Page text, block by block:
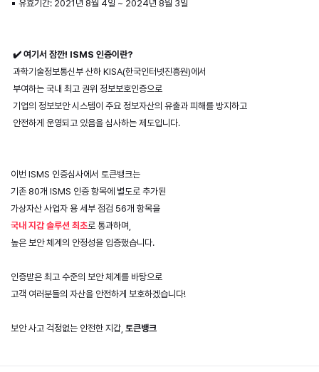
▪︎ 유효기간: 2021년 8월 4일 ~ 2024년 8월 3일
✔️ 여기서 잠깐! ISMS 인증이란?
과학기술정보통신부 산하 KISA(한국인터넷진흥원)에서
부여하는 국내 최고 권위 정보보호인증으로
기업의 정보보안 시스템이 주요 정보자산의 유출과 피해를 방지하고
안전하게 운영되고 있음을 심사하는 제도입니다.
이번 ISMS 인증심사에서 토큰뱅크는
기존 80개 ISMS 인증 항목에 별도로 추가된
가상자산 사업자 용 세부 점검 56개 항목을
국내 지갑 솔루션 최초로 통과하며,
높은 보안 체계의 안정성을 입증했습니다.
인증받은 최고 수준의 보안 체계를 바탕으로
고객 여러분들의 자산을 안전하게 보호하겠습니다!
보안 사고 걱정없는 안전한 지갑, 토큰뱅크